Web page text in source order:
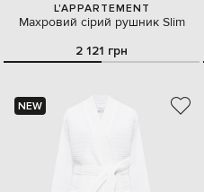
L'APPARTEMENT
Махровий сірий рушник Slim
2 121 грн
NEW